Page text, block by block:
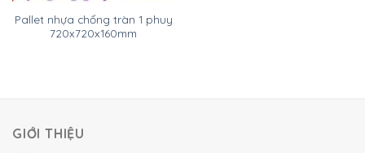
Pallet nhựa chống tràn 1 phuy
720x720x160mm
GIỚI THIỆU